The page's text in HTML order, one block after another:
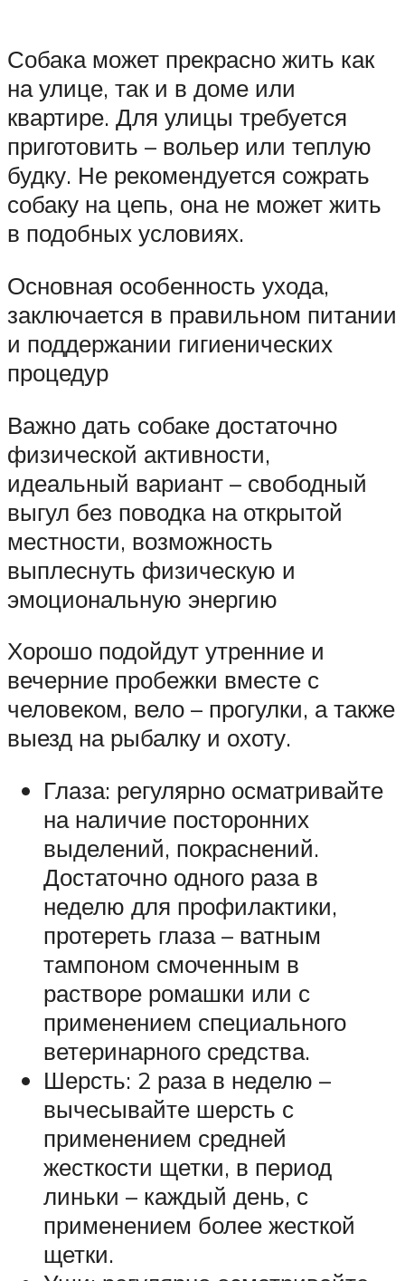
Собака может прекрасно жить как
на улице, так и в доме или
квартире. Для улицы требуется
приготовить – вольер или теплую
будку. Не рекомендуется сожрать
собаку на цепь, она не может жить
в подобных условиях.
Основная особенность ухода,
заключается в правильном питании
и поддержании гигиенических
процедур
Важно дать собаке достаточно
физической активности,
идеальный вариант – свободный
выгул без поводка на открытой
местности, возможность
выплеснуть физическую и
эмоциональную энергию
Хорошо подойдут утренние и
вечерние пробежки вместе с
человеком, вело – прогулки, а также
выезд на рыбалку и охоту.
Глаза: регулярно осматривайте
на наличие посторонних
выделений, покраснений.
Достаточно одного раза в
неделю для профилактики,
протереть глаза – ватным
тампоном смоченным в
растворе ромашки или с
применением специального
ветеринарного средства.
Шерсть: 2 раза в неделю –
вычесывайте шерсть с
применением средней
жесткости щетки, в период
линьки – каждый день, с
применением более жесткой
щетки.